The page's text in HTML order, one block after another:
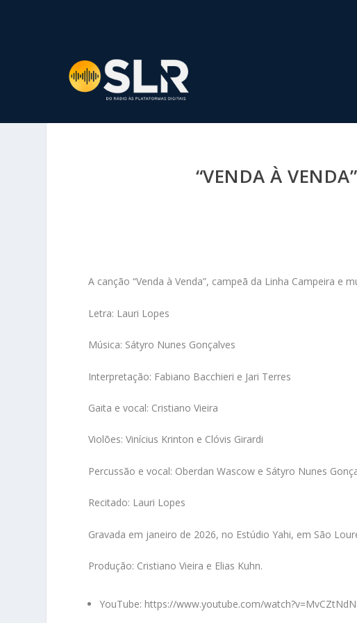
“VENDA À
A canção “Venda à Venda”, campeã da Linha Campeira e
Letra: Lauri Lopes
Música: Sátyro Nunes Gonçalves
Interpretação: Fabiano Bacchieri e Jari Terres
Gaita e vocal: Cristiano Vieira
Violões: Vinícius Krinton e Clóvis Girardi
Percussão e vocal: Oberdan Wascow e Sátyro Nunes
Recitado: Lauri Lopes
Gravada em janeiro de 2026, no Estúdio Yahi, em São
Produção: Cristiano Vieira e Elias Kuhn.
YouTube: https://www.youtube.com/